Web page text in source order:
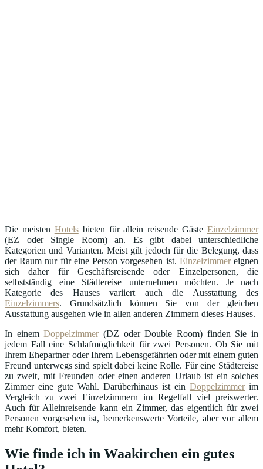
Die meisten Hotelsbieten für allein reisende Gäste Einzelzimmer
(EZ oder Single Room) an. Es gibt dabei unterschiedliche
Kategorien und Varianten. Meist gilt jedoch für die Belegung, dass
der Raum nur für eine Person vorgesehen ist. Einzelzimmereignen
sich daher für Geschäftsreisende oder Einzelpersonen, die
selbstständig eine Städtereise unternehmen möchten. Je nach
Kategorie des Hauses variiert auch die Ausstattung des
Einzelzimmers. Grundsätzlich können Sie von der gleichen
Ausstattung ausgehen wie in allen anderen Zimmern dieses Hauses.
In einemDoppelzimmer(DZ oder Double Room) finden Sie in
jedem Fall eine Schlafmöglichkeit für zwei Personen. Ob Sie mit
Ihrem Ehepartner oder Ihrem Lebensgefährten oder mit einem guten
Freund unterwegs sind spielt dabei keine Rolle. Für eine Städtereise
zu zweit, mit Freunden oder einen anderen Urlaub ist ein solches
Zimmer eine gute Wahl. Darüberhinaus ist ein Doppelzimmerim
Vergleich zu zwei Einzelzimmern im Regelfall viel preiswerter.
Auch für Alleinreisende kann ein Zimmer, das eigentlich für zwei
Personen vorgesehen ist, bemerkenswerte Vorteile, aber vor allem
mehr Komfort, bieten.
Wie finde ich in Waakirchen ein gutes